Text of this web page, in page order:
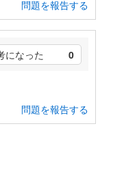
問題を報告する
になった 0
問題を報告する